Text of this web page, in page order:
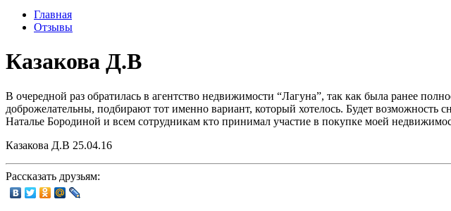
Главная
Отзывы
Казакова Д.В
В очередной раз обратилась в агентство недвижимости “Лагуна”, так как была ранее
доброжелательны, подбирают тот именно вариант, который хотелось. Будет возможность
Наталье Бородиной и всем сотрудникам кто принимал участие в покупке моей
Казакова Д.В 25.04.16
Рассказать друзьям: